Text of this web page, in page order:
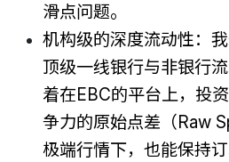
滑点问题。
机构级的深度流动性：
顶级一线银行与非银行
着在EBC的平台上，投
争力的原始点差（Raw
极端行情下，也能保持订